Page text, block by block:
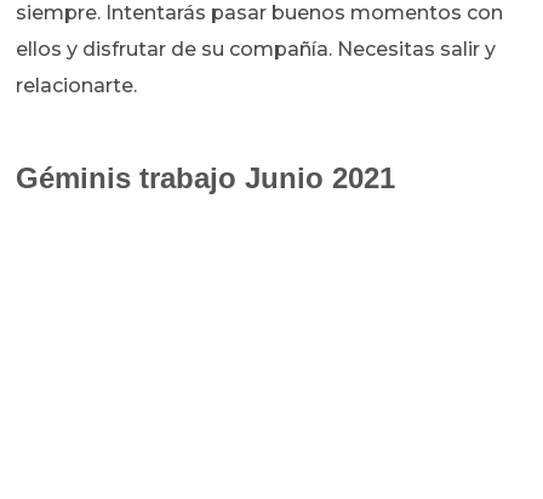
siempre. Intentarás pasar buenos momentos con
ellos y disfrutar de su compañía. Necesitas salir y
relacionarte.
Géminis trabajo Junio 2021